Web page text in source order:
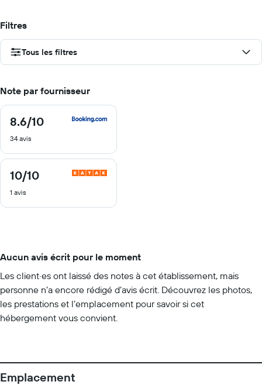
Filtres
Tous les filtres
Note par fournisseur
8.6/10
8.6
10
34 avis
10/10
10
10
1 avis
Aucun avis écrit pour le moment
Les client·es ont laissé des notes à cet établissement, mais
personne n’a encore rédigé d’avis écrit. Découvrez les photos,
les prestations et l’emplacement pour savoir si cet
hébergement vous convient.
Emplacement